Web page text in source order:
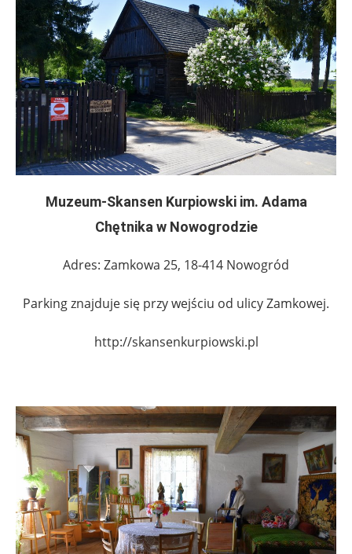
Muzeum-Skansen Kurpiowski im. Adama
Chętnika w Nowogrodzie
Adres: Zamkowa 25, 18-414 Nowogród
Parking znajduje się przy wejściu od ulicy Zamkowej.
http://skansenkurpiowski.pl